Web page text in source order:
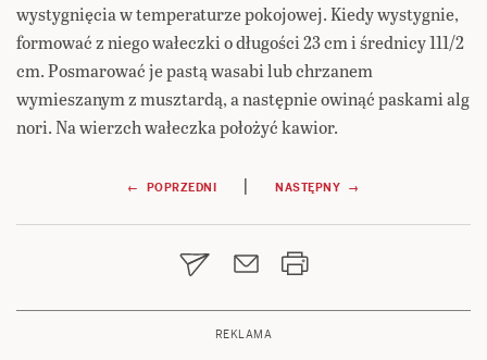
wystygnięcia w temperaturze pokojowej. Kiedy wystygnie,
formować z niego wałeczki o długości 23 cm i średnicy 111/2
cm. Posmarować je pastą wasabi lub chrzanem
wymieszanym z musztardą, a następnie owinąć paskami alg
nori. Na wierzch wałeczka położyć kawior.
Nawigacja
wpisu
← POPRZEDNI | NASTĘPNY →
REKLAMA